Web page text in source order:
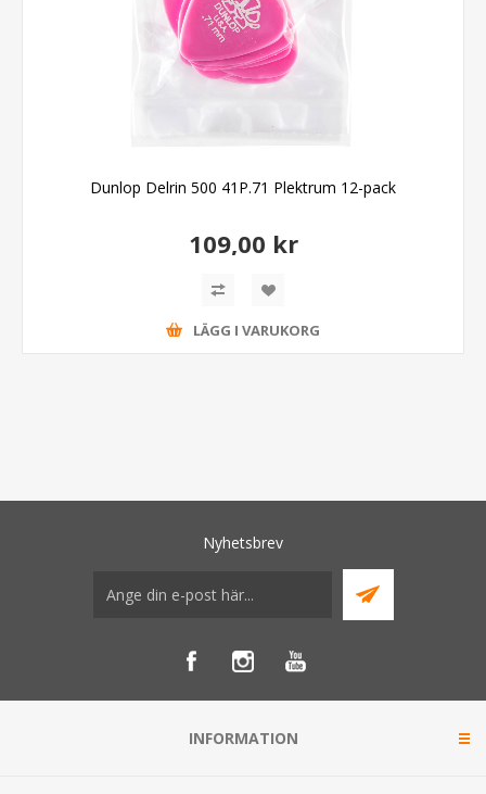
Dunlop Delrin 500 41P.71 Plektrum 12-pack
109,00 kr
LÄGG I VARUKORG
Nyhetsbrev
INFORMATION